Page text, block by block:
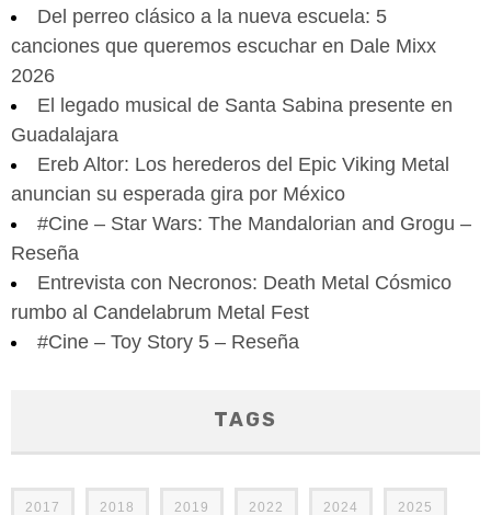
Del perreo clásico a la nueva escuela: 5
canciones que queremos escuchar en Dale Mixx
2026
El legado musical de Santa Sabina presente en
Guadalajara
Ereb Altor: Los herederos del Epic Viking Metal
anuncian su esperada gira por México
#Cine – Star Wars: The Mandalorian and Grogu –
Reseña
Entrevista con Necronos: Death Metal Cósmico
rumbo al Candelabrum Metal Fest
#Cine – Toy Story 5 – Reseña
TAGS
2017 2018 2019 2022 2024 2025